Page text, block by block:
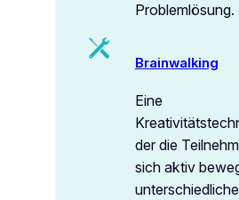
Problemlösung.
Brainwalking
Eine
der die
sich aktiv
unterschiedliche